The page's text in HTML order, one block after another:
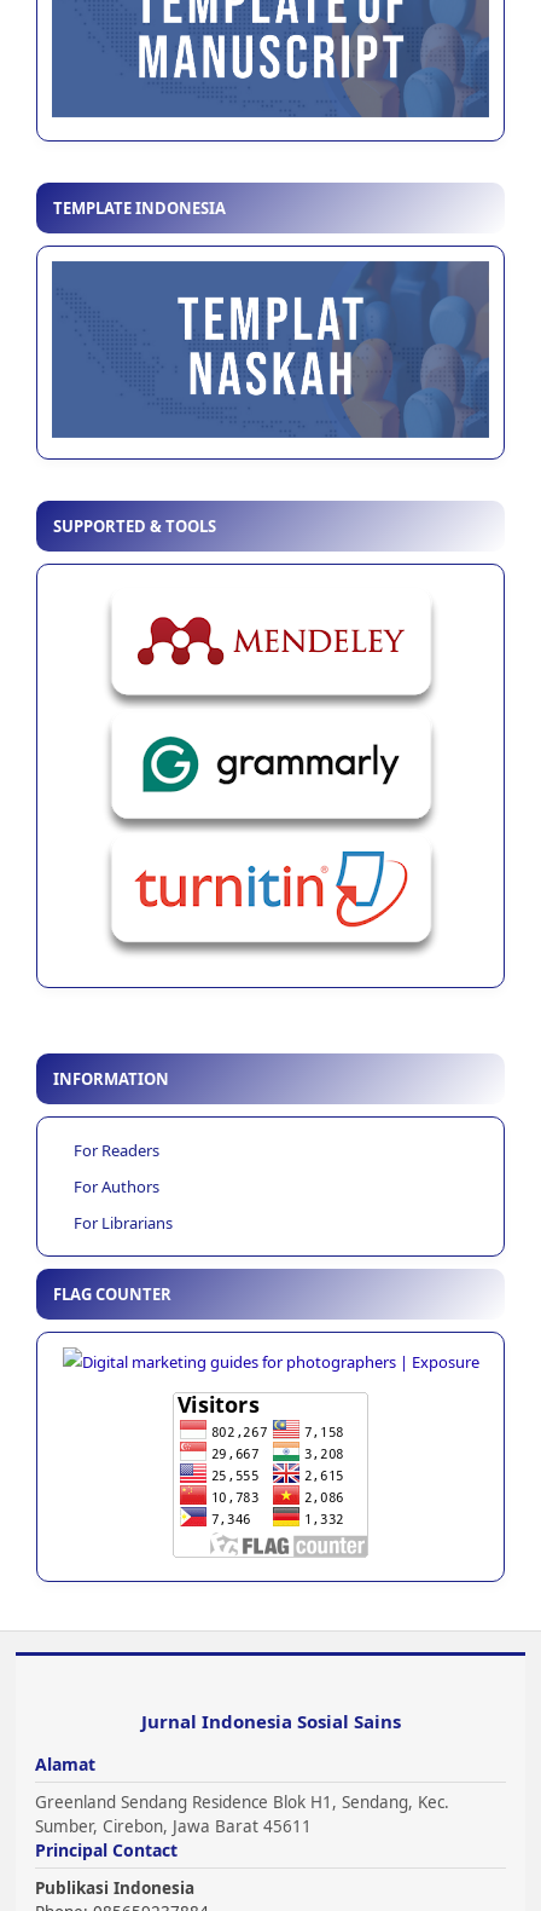
TEMPLATE INDONESIA
SUPPORTED & TOOLS
INFORMATION
For Readers
For Authors
For Librarians
FLAG COUNTER
Jurnal Indonesia Sosial Sains
Alamat
Greenland Sendang Residence Blok H1, Sendang, Kec.
Sumber, Cirebon, Jawa Barat 45611
Principal Contact
Publikasi Indonesia